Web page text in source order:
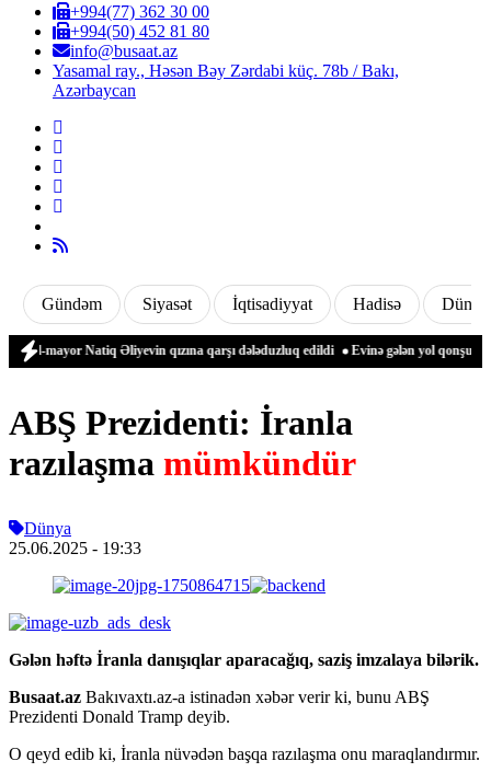
+994(77) 362 30 00
+994(50) 452 81 80
info@busaat.az
Yasamal ray., Həsən Bəy Zərdabi küç. 78b / Bakı,
Azərbaycan
Gündəm Siyasət İqtisadiyyat Hadisə Dünya
mayor Natiq Əliyevin qızına qarşı dələduzluq edildi Evinə gələn yol qonşusu
ABŞ Prezidenti: İranla
razılaşma mümkündür
Dünya
25.06.2025 - 19:33
Gələn həftə İranla danışıqlar aparacağıq, saziş imzalaya bilərik.
Busaat.az Bakıvaxtı.az-a istinadən xəbər verir ki, bunu ABŞ
Prezidenti Donald Tramp deyib.
O qeyd edib ki, İranla nüvədən başqa razılaşma onu maraqlandırmır.